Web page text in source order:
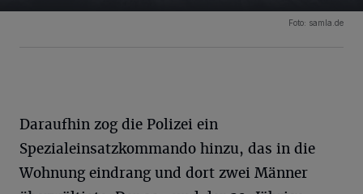
Foto: samla.de
Daraufhin zog die Polizei ein
Spezialeinsatzkommando hinzu, das in die
Wohnung eindrang und dort zwei Männer